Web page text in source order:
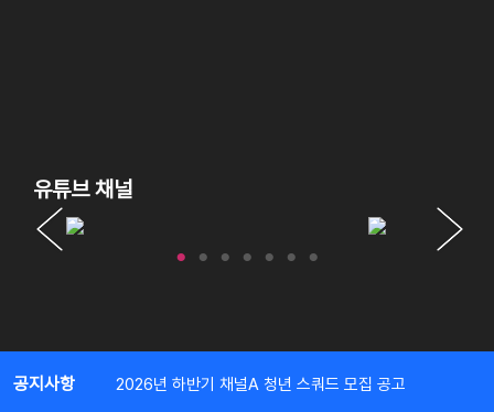
유튜브 채널
공지사항 2026년 하반기 채널A 청년 스쿼드 모집 공고